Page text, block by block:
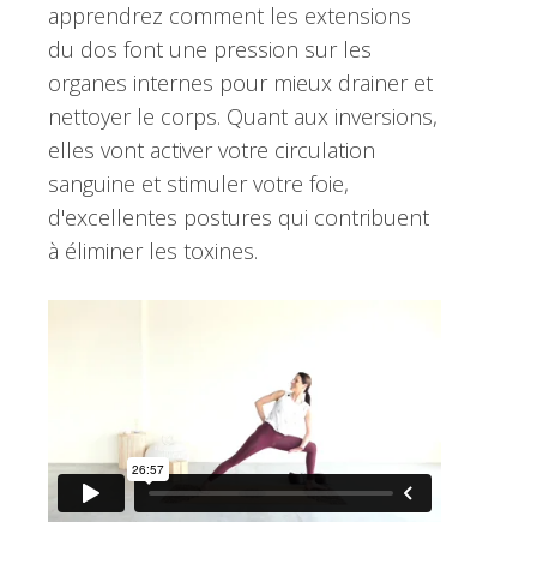
apprendrez comment les extensions
du dos font une pression sur les
organes internes pour mieux drainer et
nettoyer le corps. Quant aux inversions,
elles vont activer votre circulation
sanguine et stimuler votre foie,
d'excellentes postures qui contribuent
à éliminer les toxines.